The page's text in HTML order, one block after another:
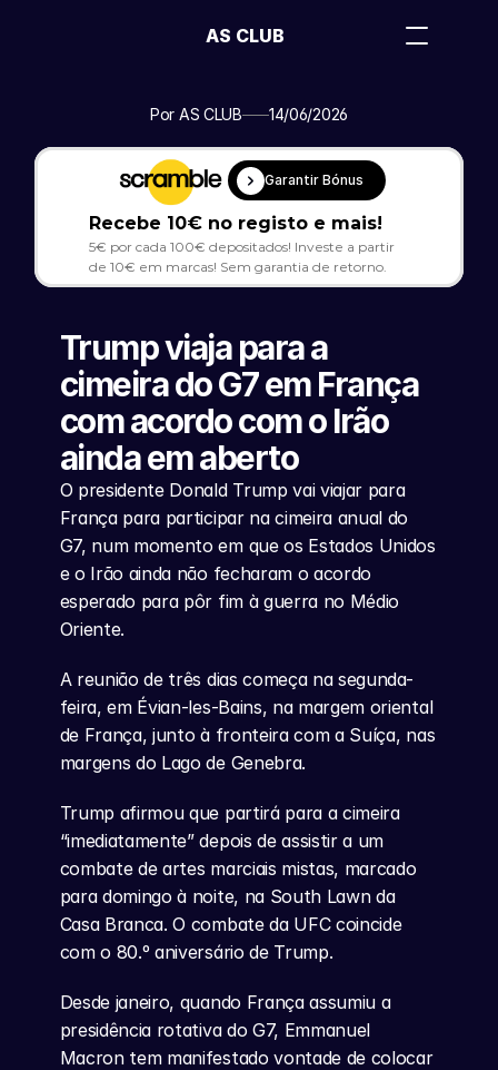
Por AS CLUB 14/06/2026
Garantir Bónus
Recebe 10€ no registo e mais!
5€ por cada 100€ depositados! Investe a partir
de 10€ em marcas! Sem garantia de retorno.
Trump viaja para a
cimeira do G7 em França
com acordo com o Irão
ainda em aberto
O presidente Donald Trump vai viajar para
França para participar na cimeira anual do
G7, num momento em que os Estados Unidos
e o Irão ainda não fecharam o acordo
esperado para pôr fim à guerra no Médio
Oriente.
A reunião de três dias começa na segunda-
feira, em Évian-les-Bains, na margem oriental
de França, junto à fronteira com a Suíça, nas
margens do Lago de Genebra.
Trump afirmou que partirá para a cimeira
“imediatamente” depois de assistir a um
combate de artes marciais mistas, marcado
para domingo à noite, na South Lawn da
Casa Branca. O combate da UFC coincide
com o 80.º aniversário de Trump.
Desde janeiro, quando França assumiu a
presidência rotativa do G7, Emmanuel
Macron tem manifestado vontade de colocar
AS CLUB